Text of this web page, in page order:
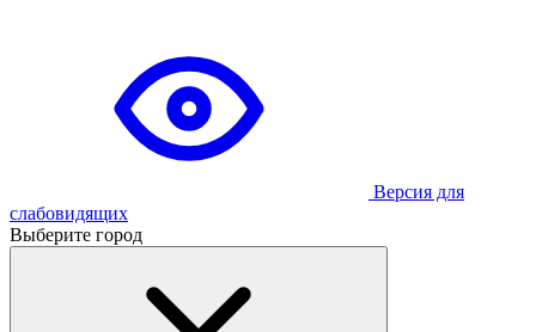
Версия для
слабовидящих
Выберите город